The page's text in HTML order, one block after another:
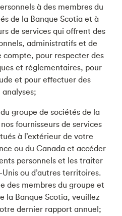
à des membres du
de la Banque Scotia et à
de services qui offrent des
administratifs et de
compte, pour respecter des
et réglementaires, pour
et pour effectuer des
analyses;
groupe de sociétés de la
fournisseurs de services
à l’extérieur de votre
ou du Canada et accéder
personnels et les traiter
ou d’autres territoires.
des membres du groupe et
la Banque Scotia, veuillez
dernier rapport annuel;